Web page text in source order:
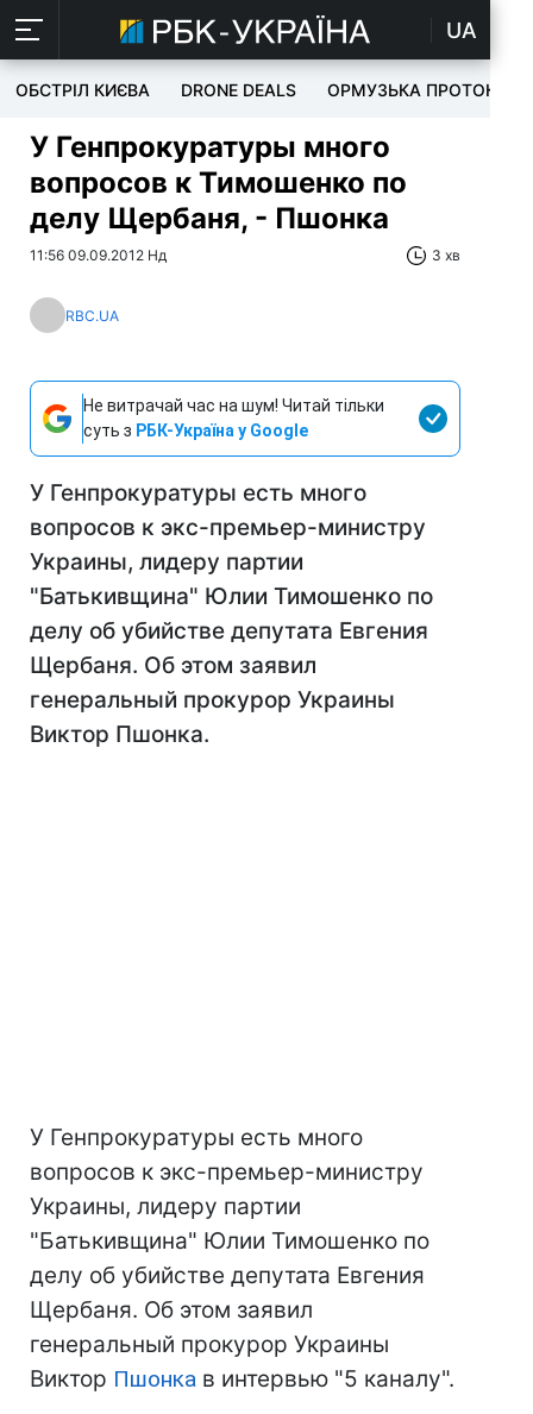
UA
ОБСТРІЛ КИЄВА DRONE DEALS ОРМУЗЬКА ПРОТОКА
У Генпрокуратуры много
вопросов к Тимошенко по
делу Щербаня, - Пшонка
11:56 09.09.2012 Нд 3 хв
RBC.UA
Не витрачай час на шум! Читай тільки
суть з РБК-Україна у Google
У Генпрокуратуры есть много
вопросов к экс-премьер-министру
Украины, лидеру партии
"Батькивщина" Юлии Тимошенко по
делу об убийстве депутата Евгения
Щербаня. Об этом заявил
генеральный прокурор Украины
Виктор Пшонка.
У Генпрокуратуры есть много
вопросов к экс-премьер-министру
Украины, лидеру партии
"Батькивщина" Юлии Тимошенко по
делу об убийстве депутата Евгения
Щербаня. Об этом заявил
генеральный прокурор Украины
Виктор Пшонка в интервью "5 каналу".